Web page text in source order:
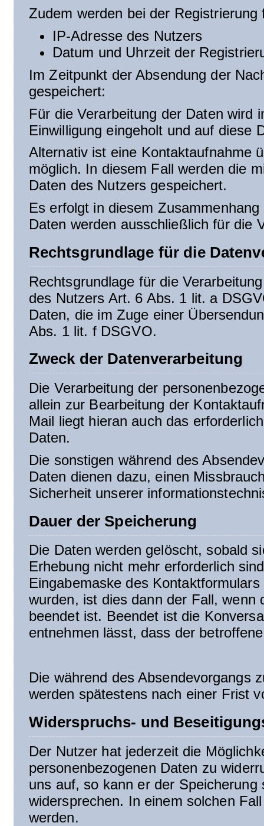
Zudem werden bei der
IP-Adresse des Nutzers
Datum und Uhrzeit der
Im Zeitpunkt der Absendung der
gespeichert:
Für die Verarbeitung der Daten wird
Einwilligung eingeholt und auf diese
Alternativ ist eine Kontaktaufnahme
möglich. In diesem Fall werden die
Daten des Nutzers gespeichert.
Es erfolgt in diesem
Daten werden ausschließlich für die
Rechtsgrundlage für die
Rechtsgrundlage für die
des Nutzers Art. 6 Abs. 1 lit. a
Daten, die im Zuge einer
Abs. 1 lit. f DSGVO.
Zweck der Datenverarbeitung
Die Verarbeitung der
allein zur Bearbeitung der
Mail liegt hieran auch das
Daten.
Die sonstigen während des
Daten dienen dazu, einen
Sicherheit unserer
Dauer der Speicherung
Die Daten werden gelöscht, sobald
Erhebung nicht mehr erforderlich
Eingabemaske des
wurden, ist dies dann der Fall, wenn
beendet ist. Beendet ist die
entnehmen lässt, dass der
Die während des Absendevorgangs
werden spätestens nach einer Frist
Widerspruchs- und
Der Nutzer hat jederzeit die
personenbezogenen Daten zu
uns auf, so kann er der
widersprechen. In einem solchen
werden.